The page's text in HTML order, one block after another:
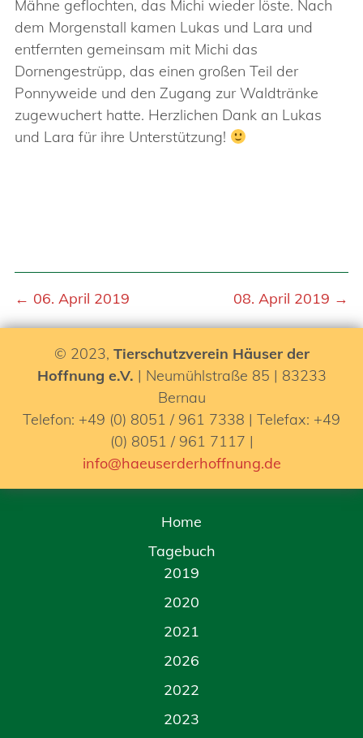
Mähne geflochten, das Michi wieder löste. Nach
dem Morgenstall kamen Lukas und Lara und
entfernten gemeinsam mit Michi das
Dornengestrüpp, das einen großen Teil der
Ponnyweide und den Zugang zur Waldtränke
zugewuchert hatte. Herzlichen Dank an Lukas
und Lara für ihre Unterstützung!
← 06. April 2019 08. April 2019 →
© 2023, Tierschutzverein Häuser der
Hoffnung e.V. | Neumühlstraße 85 | 83233
Bernau
Telefon: +49 (0) 8051 / 961 7338 | Telefax: +49
(0) 8051 / 961 7117 |
info@haeuserderhoffnung.de
Home
Tagebuch
2019
2020
2021
2026
2022
2023